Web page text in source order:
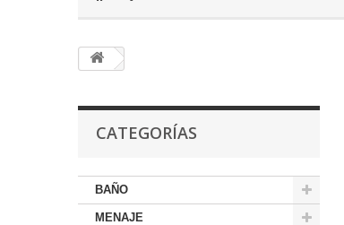
CATEGORÍAS
BAÑO
MENAJE